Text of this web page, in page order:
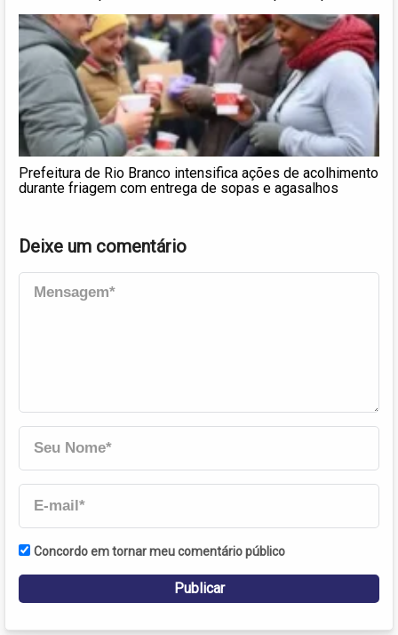
Prefeitura de Rio Branco intensifica ações de acolhimento
durante friagem com entrega de sopas e agasalhos
Deixe um comentário
Concordo em tornar meu comentário público